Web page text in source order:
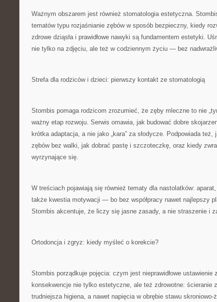
Ważnym obszarem jest również stomatologia estetyczna.
tematów typu rozjaśnianie zębów w sposób bezpieczny, kiedy
zdrowe dziąsła i prawidłowe nawyki są fundamentem estetyki.
nie tylko na zdjęciu, ale też w codziennym życiu — bez
Strefa dla rodziców i dzieci: pierwszy kontakt ze stomatologią
Stombis pomaga rodzicom zrozumieć, że zęby mleczne to nie
ważny etap rozwoju. Serwis omawia, jak budować dobre
krótka adaptacja, a nie jako „kara” za słodycze. Podpowiada
zębów bez walki, jak dobrać pastę i szczoteczkę, oraz kiedy
wyrzynające się.
W treściach pojawiają się również tematy dla nastolatków:
także kwestia motywacji — bo bez współpracy nawet najlepszy
Stombis akcentuje, że liczy się jasne zasady, a nie straszenie i
Ortodoncja i zgryz: kiedy myśleć o korekcie?
Stombis porządkuje pojęcia: czym jest nieprawidłowe ustawienie
konsekwencje nie tylko estetyczne, ale też zdrowotne: ścieranie
trudniejsza higiena, a nawet napięcia w obrębie stawu skroniowo-